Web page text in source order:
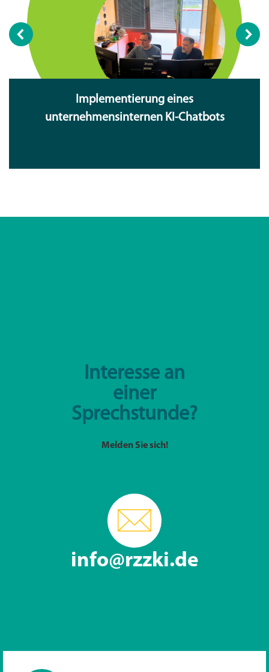
Implementierung eines
unternehmensinternen KI-Chatbots
Interesse an
einer
Sprechstunde?
Melden Sie sich!
info@rzzki.de